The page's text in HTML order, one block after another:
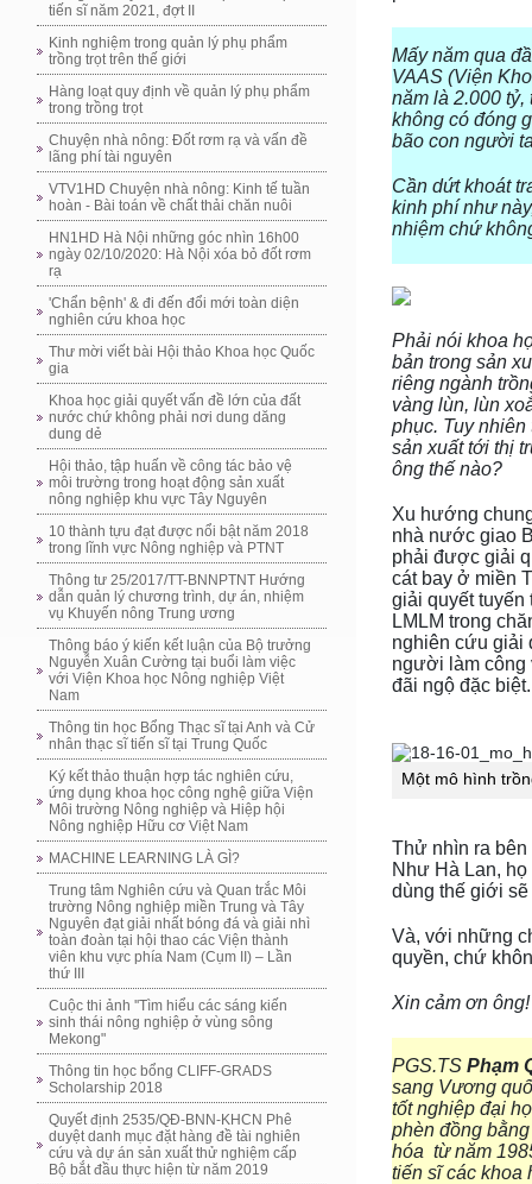
tiến sĩ năm 2021, đợt II
Kinh nghiệm trong quản lý phụ phẩm
trồng trọt trên thế giới
Hàng loạt quy định về quản lý phụ phẩm
trong trồng trọt
Chuyện nhà nông: Đốt rơm rạ và vấn đề
lãng phí tài nguyên
VTV1HD Chuyện nhà nông: Kinh tế tuần
hoàn - Bài toán về chất thải chăn nuôi
HN1HD Hà Nội những góc nhìn 16h00
ngày 02/10/2020: Hà Nội xóa bỏ đốt rơm
rạ
'Chẩn bệnh' & đi đến đổi mới toàn diện
nghiên cứu khoa học
Thư mời viết bài Hội thảo Khoa học Quốc
gia
Khoa học giải quyết vấn đề lớn của đất
nước chứ không phải nơi dung dăng
dung dẻ
Hội thảo, tập huấn về công tác bảo vệ
môi trường trong hoạt động sản xuất
nông nghiệp khu vực Tây Nguyên
10 thành tựu đạt được nổi bật năm 2018
trong lĩnh vực Nông nghiệp và PTNT
Thông tư 25/2017/TT-BNNPTNT Hướng
dẫn quản lý chương trình, dự án, nhiệm
vụ Khuyến nông Trung ương
Thông báo ý kiến kết luận của Bộ trưởng
Nguyễn Xuân Cường tại buổi làm việc
với Viện Khoa học Nông nghiệp Việt
Nam
Thông tin học Bổng Thạc sĩ tại Anh và Cử
nhân thạc sĩ tiến sĩ tại Trung Quốc
Ký kết thảo thuận hợp tác nghiên cứu,
ứng dụng khoa học công nghệ giữa Viện
Môi trường Nông nghiệp và Hiệp hội
Nông nghiệp Hữu cơ Việt Nam
MACHINE LEARNING LÀ GÌ?
Trung tâm Nghiên cứu và Quan trắc Môi
trường Nông nghiệp miền Trung và Tây
Nguyên đạt giải nhất bóng đá và giải nhì
toàn đoàn tại hội thao các Viện thành
viên khu vực phía Nam (Cụm II) – Lần
thứ III
Cuộc thi ảnh ''Tìm hiểu các sáng kiến
sinh thái nông nghiệp ở vùng sông
Mekong"
Thông tin học bổng CLIFF-GRADS
Scholarship 2018
Quyết định 2535/QĐ-BNN-KHCN Phê
duyệt danh mục đặt hàng đề tài nghiên
cứu và dự án sản xuất thử nghiệm cấp
Bộ bắt đầu thực hiện từ năm 2019
Mấy năm qua
VAAS (Viện
năm là 2.000
không có đóng
bão con người
Cần dứt khoát
kinh phí như
nhiệm chứ
Phải nói khoa
bản trong sản
riêng ngành
vàng lùn, lùn
phục. Tuy
sản xuất tới thị
ông thế nào?
Xu hướng
nhà nước giao
phải được giải
cát bay ở miền
giải quyết tuyến
LMLM trong
nghiên cứu giải
người làm công
đãi ngộ đặc biệt.
Một mô hình
Thử nhìn ra bên
Như Hà Lan,
dùng thế giới
Và, với những
quyền, chứ
Xin cảm ơn ông!
PGS.TS Phạm
sang Vương
tốt nghiệp đại
phèn đồng
hóa từ năm
tiến sĩ các khoa